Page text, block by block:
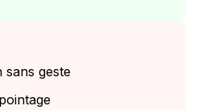
sans geste